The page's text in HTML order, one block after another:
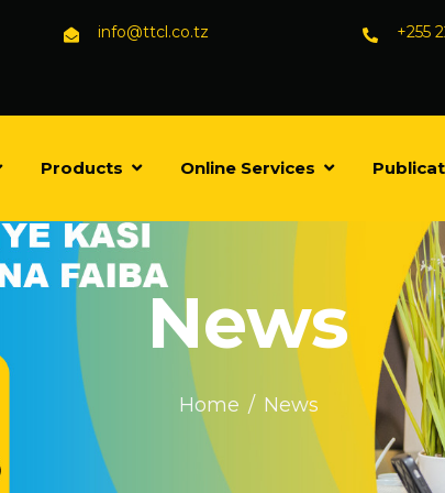
info@ttcl.co.tz +255
Products Online Services
News
Home News